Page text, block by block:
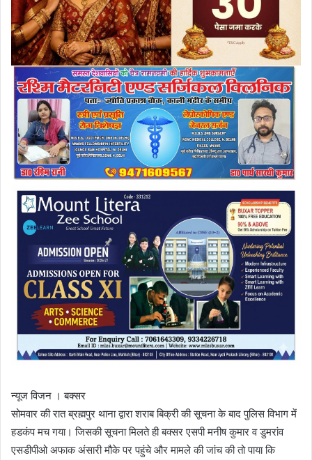
न्यूज विजन । बक्सर
सोमवार की रात ब्रह्मपुर थाना द्वारा शराब बिक्री की सूचना के बाद पुलिस विभाग में
हडकंप मच गया। जिसकी सूचना मिलते ही बक्सर एसपी मनीष कुमार व डुमरांव
एसडीपीओ अफाक अंसारी मौके पर पहुंचे और मामले की जांच की तो पाया कि